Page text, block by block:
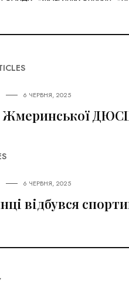
6 ЧЕРВНЯ, 2025
6 ЧЕРВНЯ, 2025
відбувся